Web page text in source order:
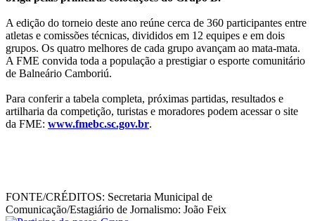
A edição do torneio deste ano reúne cerca de 360 participantes entre
atletas e comissões técnicas, divididos em 12 equipes e em dois
grupos. Os quatro melhores de cada grupo avançam ao mata-mata.
A FME convida toda a população a prestigiar o esporte comunitário
de Balneário Camboriú.
Para conferir a tabela completa, próximas partidas, resultados e
artilharia da competição, turistas e moradores podem acessar o site
da FME: www.fmebc.sc.gov.br.
FONTE/CRÉDITOS: Secretaria Municipal de
Comunicação/Estagiário de Jornalismo: João Feix